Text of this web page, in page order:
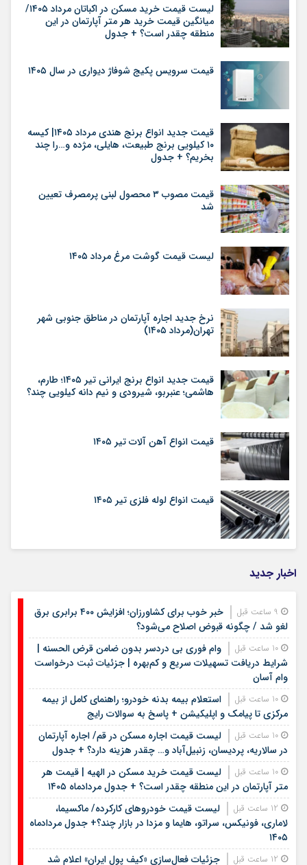
لیست قیمت خرید مسکن در اکباتان مرداد ۱۴۰۵/
میانگین قیمت خرید هر متر آپارتمان در این
منطقه چقدر است؟ + جدول
قیمت سرویس پکیج شوفاژ دیواری در سال ۱۴۰۵
قیمت جدید انواع برنج هندی مرداد ۱۴۰۵| کیسه
۱۰ کیلویی برنج طبیعت، هایلی، مژده و…را چند
بخریم؟ + جدول
قیمت مصوب ۳ محصول لبنی پرمصرف تعیین
شد
لیست قیمت گوشت مرغ مرداد ۱۴۰۵
نرخ جدید اجاره آپارتمان در مناطق جنوبی شهر
تهران(مرداد ۱۴۰۵)
قیمت جدید انواع برنج ایرانی تیر ۱۴۰۵؛ طارم،
هاشمی؛ عنبربو، شیرودی و نیم دانه کیلویی چند؟
قیمت انواع آهن آلات تیر ۱۴۰۵
قیمت انواع لوله فلزی تیر ۱۴۰۵
اخبار جدید
خبر خوب برای کشاورزان؛ افزایش ۴۰۰ برابری برق
لغو شد / چگونه قبوض اصلاح می‌شود؟
وام فوری بی دردسر بدون ضامن قرض الحسنه |
شرایط دریافت تسهیلات سریع و کم‌بهره | جزئیات ثبت درخواست
وام آسان
استعلام بیمه بدنه خودرو؛ راهنمای کامل از بیمه
مرکزی تا پیامک و اپلیکیشن + پاسخ به سوالات رایج
لیست قیمت اجاره مسکن در قم/ اجاره آپارتمان
در سالاریه، پردیسان، زنبیل‌آباد و… چقدر هزینه دارد؟ + جدول
لیست قیمت خرید مسکن در الهیه | قیمت هر
متر آپارتمان در این منطقه چقدر است؟ + جدول مردادماه ۱۴۰۵
لیست قیمت خودروهای کارکرده/ ماکسیما،
لاماری، فونیکس، سراتو، هایما و مزدا در بازار چند؟+ جدول مردادماه
۱۴۰۵
جزئیات فعال‌سازی «کیف پول ایران» اعلام شد